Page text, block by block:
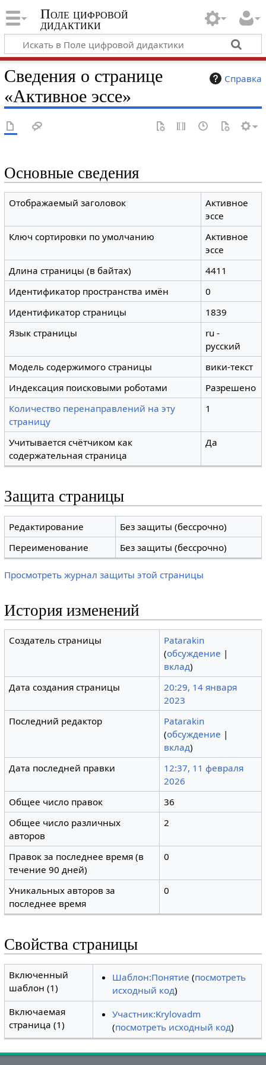
Поле цифровой
дидактики
Справка
Сведения о странице
«Активное эссе»
Основные сведения
Отображаемый заголовок
Активное
эссе
Ключ сортировки по умолчанию
Активное
эссе
Длина страницы (в байтах)
4411
Идентификатор пространства имён
0
Идентификатор страницы
1839
Язык страницы
ru -
русский
Модель содержимого страницы
вики-текст
Индексация поисковыми роботами
Разрешено
Количество перенаправлений на эту
страницу
1
Учитывается счётчиком как
содержательная страница
Да
Защита страницы
Редактирование
Без защиты (бессрочно)
Переименование
Без защиты (бессрочно)
Просмотреть журнал защиты этой страницы
История изменений
Создатель страницы
Patarakin
(обсуждение |
вклад)
Дата создания страницы
20:29, 14 января
2023
Последний редактор
Patarakin
(обсуждение |
вклад)
Дата последней правки
12:37, 11 февраля
2026
Общее число правок
36
Общее число различных
авторов
2
Правок за последнее время (в
течение 90 дней)
0
Уникальных авторов за
последнее время
0
Свойства страницы
Включенный
шаблон (1)
Шаблон:Понятие (посмотреть
исходный код)
Включаемая
страница (1)
Участник:Krylovadm
(посмотреть исходный код)